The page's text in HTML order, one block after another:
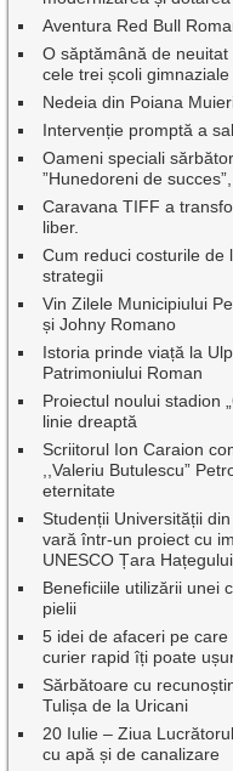
Aventura Red Bull
O săptămână de
cele trei școli
Nedeia din Poiana
Intervenție promptă a
Oameni speciali
”Hunedoreni de
Caravana TIFF a
liber.
Cum reduci costurile de
strategii
Vin Zilele Municipiului
și Johny Romano
Istoria prinde viață la
Patrimoniului Roman
Proiectul noului stadion
linie dreaptă
Scriitorul Ion Caraion
,,Valeriu Butulescu”
eternitate
Studenții Universității
vară într-un proiect cu
UNESCO Țara Hațegului
Beneficiile utilizării unei
pielii
5 idei de afaceri pe
curier rapid îți poate
Sărbătoare cu
Tulișa de la Uricani
20 Iulie – Ziua
cu apă și de canalizare